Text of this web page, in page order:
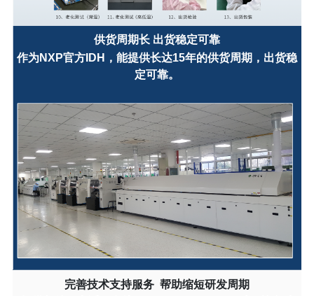
供货周期长 出货稳定可靠
作为NXP官方IDH，能提供长达15年的供货周期，出货稳
定可靠。
完善技术支持服务 帮助缩短研发周期